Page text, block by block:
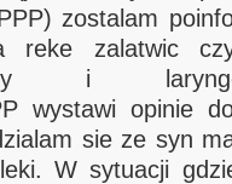
zostalam
reke zalatwic
i
wystawi opinie
sie ze syn
W sytuacji